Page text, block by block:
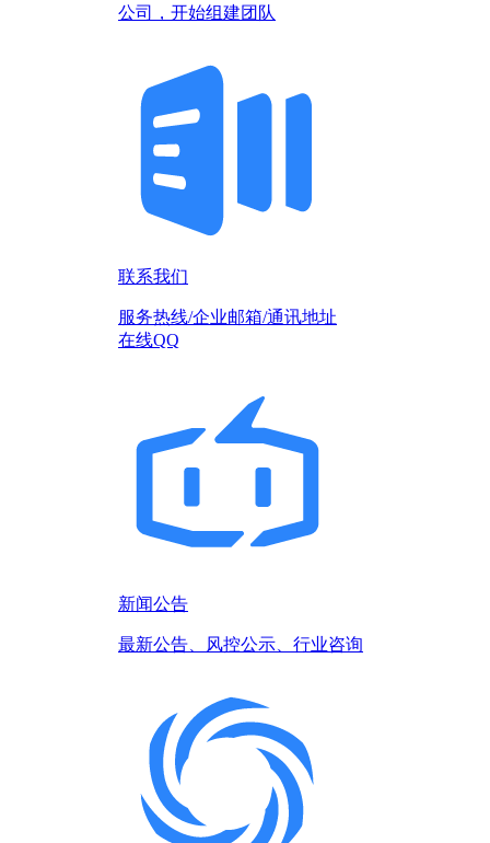
公司，开始组建团队
联系我们
服务热线/企业邮箱/通讯地址
在线QQ
新闻公告
最新公告、风控公示、行业咨询